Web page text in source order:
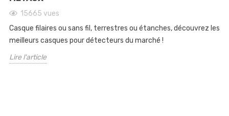
15665 vues
Casque filaires ou sans fil, terrestres ou étanches, découvrez les
meilleurs casques pour détecteurs du marché !
Lire l'article